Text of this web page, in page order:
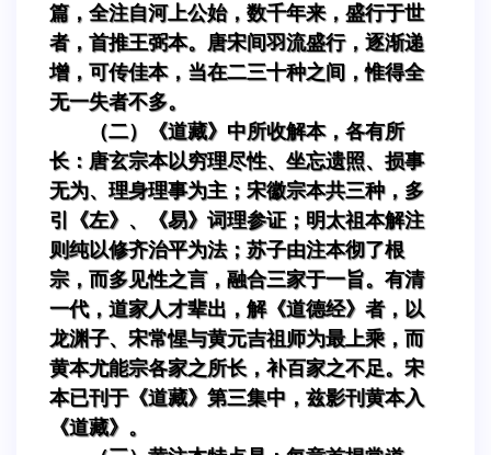
篇，全注自河上公始，数千年来，盛行于世
者，首推王弼本。唐宋间羽流盛行，逐渐递
增，可传佳本，当在二三十种之间，惟得全
无一失者不多。
（二）《道藏》中所收解本，各有所
长：唐玄宗本以穷理尽性、坐忘遗照、损事
无为、理身理事为主；宋徽宗本共三种，多
引《左》、《易》词理参证；明太祖本解注
则纯以修齐治平为法；苏子由注本彻了根
宗，而多见性之言，融合三家于一旨。有清
一代，道家人才辈出，解《道德经》者，以
龙渊子、宋常惺与黄元吉祖师为最上乘，而
黄本尤能宗各家之所长，补百家之不足。宋
本已刊于《道藏》第三集中，兹影刊黄本入
《道藏》。